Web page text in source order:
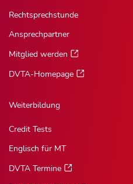
Rechtsprechstunde
Ansprechpartner
Mitglied werden
DVTA-Homepage
Weiterbildung
Credit Tests
Englisch für MT
DVTA Termine